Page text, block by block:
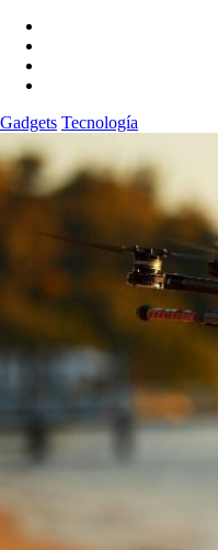
Gadgets Tecnología